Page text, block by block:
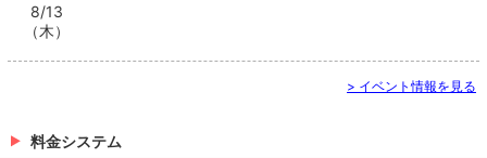
8/13
（木）
> イベント情報を見る
料金システム